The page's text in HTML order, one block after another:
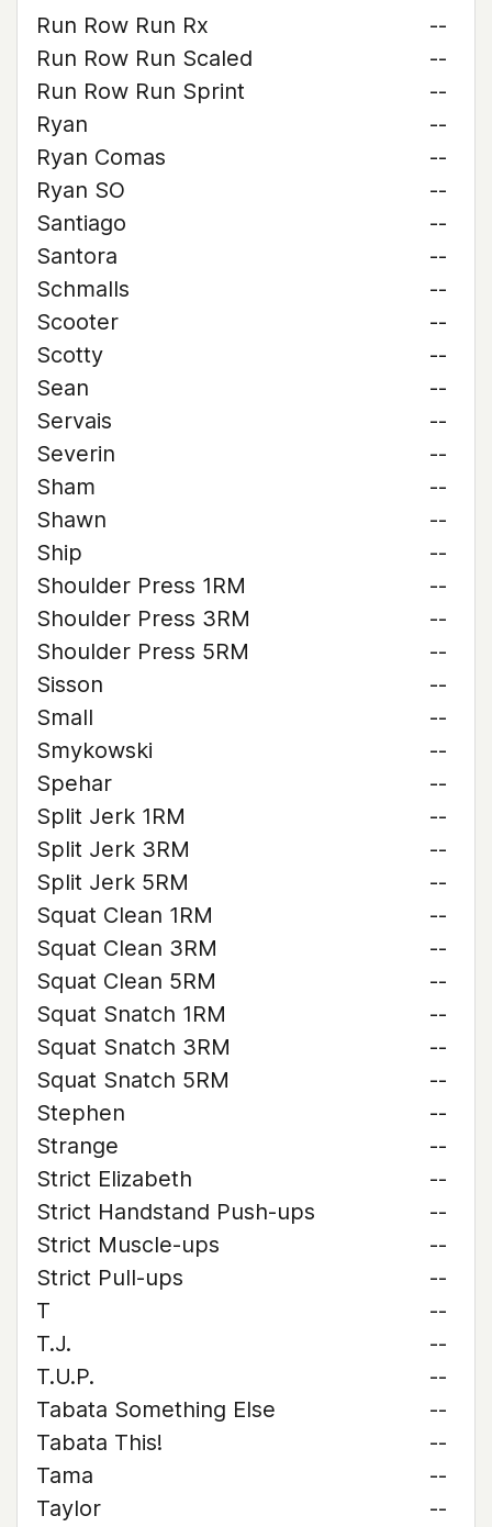
Run Row Run Rx
--
Run Row Run Scaled
--
Run Row Run Sprint
--
Ryan
--
Ryan Comas
--
Ryan SO
--
Santiago
--
Santora
--
Schmalls
--
Scooter
--
Scotty
--
Sean
--
Servais
--
Severin
--
Sham
--
Shawn
--
Ship
--
Shoulder Press 1RM
--
Shoulder Press 3RM
--
Shoulder Press 5RM
--
Sisson
--
Small
--
Smykowski
--
Spehar
--
Split Jerk 1RM
--
Split Jerk 3RM
--
Split Jerk 5RM
--
Squat Clean 1RM
--
Squat Clean 3RM
--
Squat Clean 5RM
--
Squat Snatch 1RM
--
Squat Snatch 3RM
--
Squat Snatch 5RM
--
Stephen
--
Strange
--
Strict Elizabeth
--
Strict Handstand Push-ups
--
Strict Muscle-ups
--
Strict Pull-ups
--
T
--
T.J.
--
T.U.P.
--
Tabata Something Else
--
Tabata This!
--
Tama
--
Taylor
--